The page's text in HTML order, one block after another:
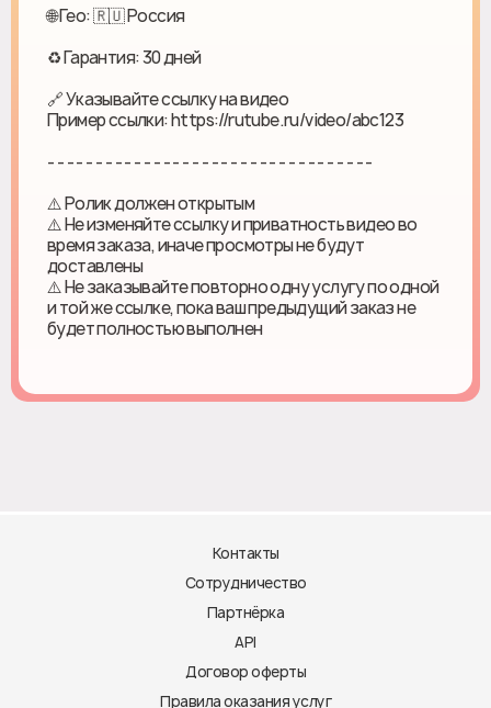
🌐 Гео: 🇷🇺 Россия
♻ Гарантия: 30 дней
🔗 Указывайте ссылку на видео
Пример ссылки: https://rutube.ru/video/abc123
- - - - - - - - - - - - - - - - - - - - - - - - - - - - - - - - - -
⚠️ Ролик должен открытым
⚠️ Не изменяйте ссылку и приватность видео во
время заказа, иначе просмотры не будут
доставлены
⚠️ Не заказывайте повторно одну услугу по одной
и той же ссылке, пока ваш предыдущий заказ не
будет полностью выполнен
Контакты
Сотрудничество
Партнёрка
API
Договор оферты
Правила оказания услуг